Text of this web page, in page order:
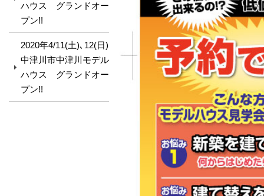
ハウス グランドオー
プン!!
2020年4/11(土)､12(日)
中津川市中津川モデル
ハウス グランドオー
プン!!